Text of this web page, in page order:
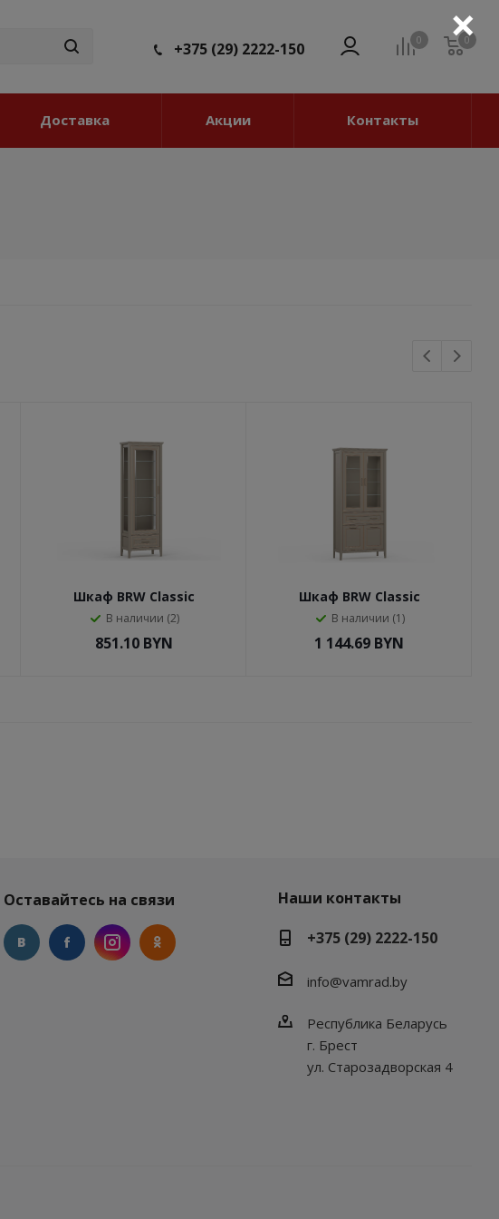
0 0
0
+375 (29) 2222-150
Доставка Акции Контакты
Шкаф BRW Classic
REG1W1SZK (Глиняный
В наличии (2)
851.10BYN
Шкаф BRW Classic
REG2W2D1S (Глиняный
В наличии (1)
1 144.69 BYN
Оставайтесь на связи
Наши контакты
+375 (29) 2222-150
info@vamrad.by
Республика Беларусь
г. Брест
ул. Старозадворская 4
×